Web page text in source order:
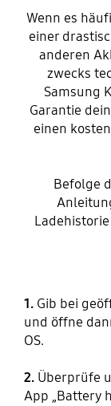
Wenn es
einer
anderen
zwecks
Samsung
Garantie
einen
Befolge
1.Gib bei
und öffne
OS.
2.Überprüfe
App „Battery